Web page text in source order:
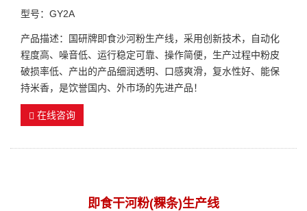
型号：GY2A
产品描述：国研牌即食沙河粉生产线，采用创新技术，自动化
程度高、噪音低、运行稳定可靠、操作简便，生产过程中粉皮
破损率低、产出的产品细润透明、口感爽滑，复水性好、能保
持米香，是饮誉国内、外市场的先进产品！
在线咨询
即食干河粉(粿条)生产线